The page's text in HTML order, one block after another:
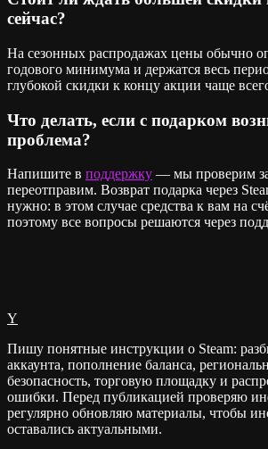
сейчас?
На сезонных распродажах цены обычно
годового минимума и держатся весь
глубокой скидки к концу акции чаще
Что делать, если с подарком
проблема?
Напишите в поддержку — мы проверим
переотправим. Возврат подарка через
нужно: в этом случае средства к вам на
поэтому все вопросы решаются через
Y
Пишу понятные инструкции о Steam:
аккаунта, пополнение баланса,
безопасность, торговую площадку и
ошибки. Перед публикацией проверяю
регулярно обновляю материалы, чтобы
оставались актуальными.